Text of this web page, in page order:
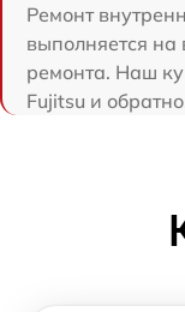
Ремонт
выполняется на
ремонта. Наш
Fujitsu и